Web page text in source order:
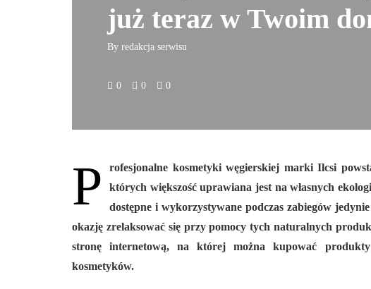
już teraz w Twoim
By redakcja serwisu
0 0 0
P
rofesjonalne kosmetyki węgierskiej marki Ilcsi
których większość uprawiana jest na własnych
dostępne i wykorzystywane podczas zabiegów
okazję zrelaksować się przy pomocy tych naturalnych
stronę internetową, na której można kupować
kosmetyków.